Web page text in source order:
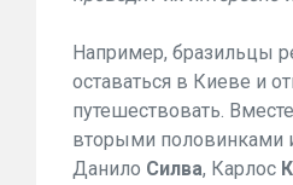
Например, бразильцы
оставаться в Киеве и
путешествовать.
вторыми половинками
Данило Силва, Карлос